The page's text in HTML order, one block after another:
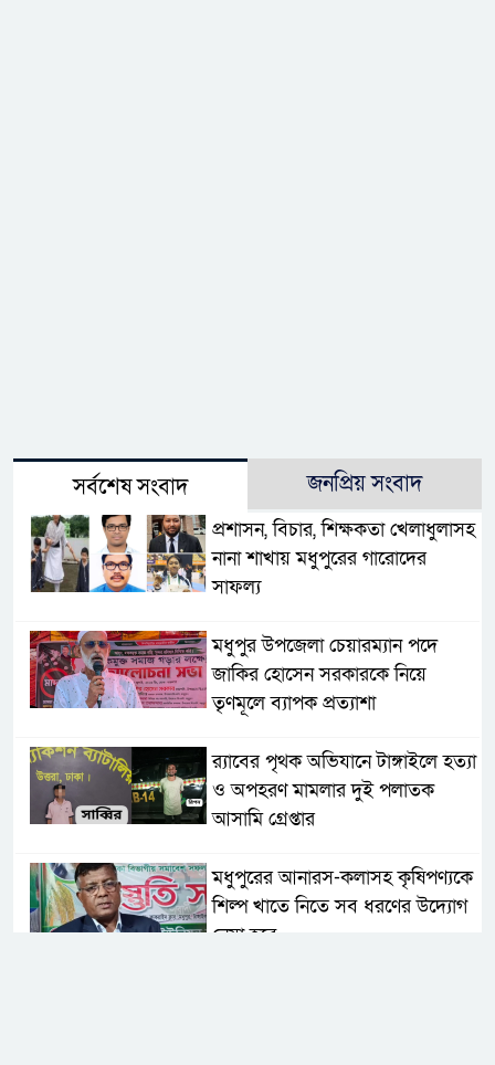
সর্বশেষ সংবাদ জনপ্রিয় সংবাদ
প্রশাসন, বিচার, শিক্ষকতা খেলাধুলাসহ
নানা শাখায় মধুপুরের গারোদের
সাফল্য
মধুপুর উপজেলা চেয়ারম্যান পদে
জাকির হোসেন সরকারকে নিয়ে
তৃণমূলে ব্যাপক প্রত্যাশা
র‌্যাবের পৃথক অভিযানে টাঙ্গাইলে হত্যা
ও অপহরণ মামলার দুই পলাতক
আসামি গ্রেপ্তার
মধুপুরের আনারস-কলাসহ কৃষিপণ্যকে
শিল্প খাতে নিতে সব ধরণের উদ্যোগ
নেয়া হবে